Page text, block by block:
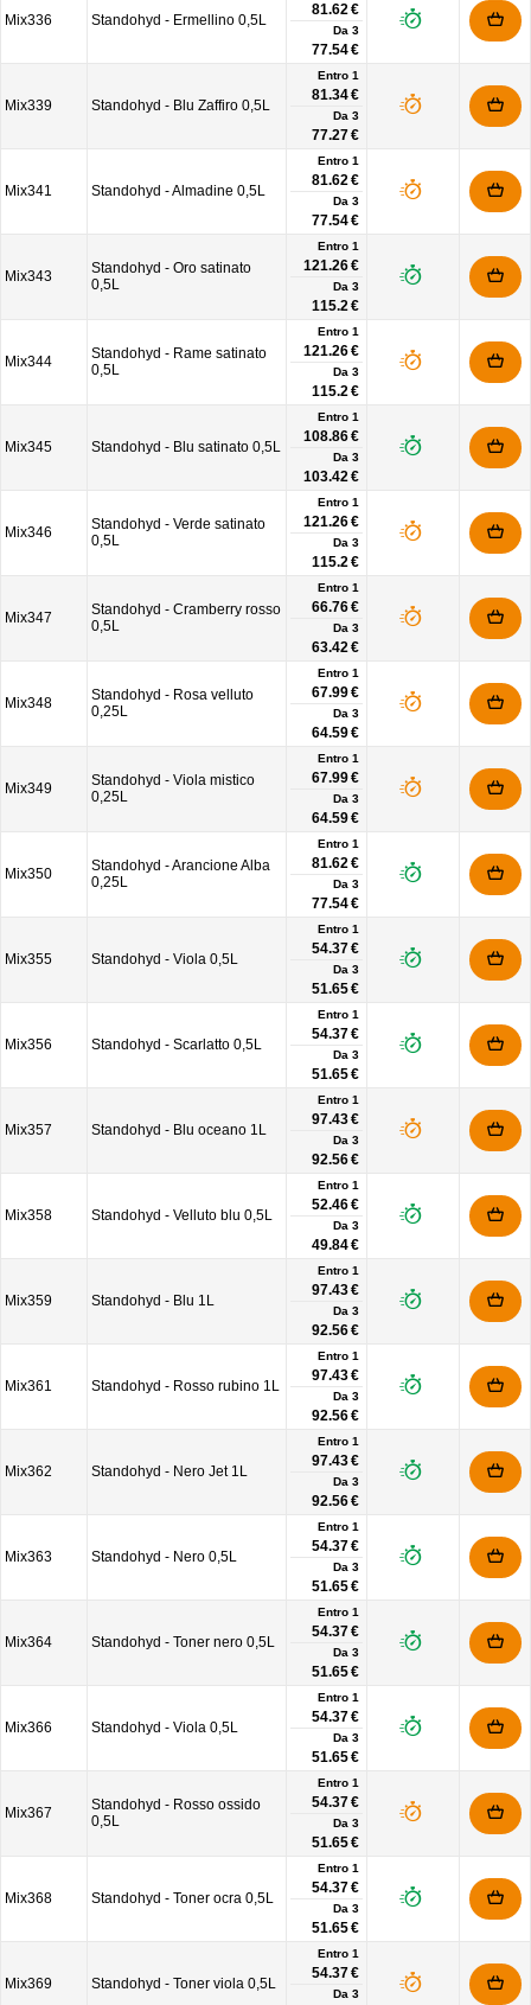
Mix336 Standohyd - Ermellino 0,5L
81.62 €
Da 3
77.54 €
Mix339 Standohyd - Blu Zaffiro 0,5L
Entro 1
81.34 €
Da 3
77.27 €
Mix341 Standohyd - Almadine 0,5L
Entro 1
81.62 €
Da 3
77.54 €
Mix343
Standohyd - Oro satinato
0,5L
Entro 1
121.26 €
Da 3
115.2 €
Mix344
Standohyd - Rame satinato
0,5L
Entro 1
121.26 €
Da 3
115.2 €
Mix345 Standohyd - Blu satinato 0,5L
Entro 1
108.86 €
Da 3
103.42 €
Mix346
Standohyd - Verde satinato
0,5L
Entro 1
121.26 €
Da 3
115.2 €
Mix347
Standohyd - Cramberry rosso
0,5L
Entro 1
66.76 €
Da 3
63.42 €
Mix348
Standohyd - Rosa velluto
0,25L
Entro 1
67.99 €
Da 3
64.59 €
Mix349
Standohyd - Viola mistico
0,25L
Entro 1
67.99 €
Da 3
64.59 €
Mix350
Standohyd - Arancione Alba
0,25L
Entro 1
81.62 €
Da 3
77.54 €
Mix355 Standohyd - Viola 0,5L
Entro 1
54.37 €
Da 3
51.65 €
Mix356 Standohyd - Scarlatto 0,5L
Entro 1
54.37 €
Da 3
51.65 €
Mix357 Standohyd - Blu oceano 1L
Entro 1
97.43 €
Da 3
92.56 €
Mix358 Standohyd - Velluto blu 0,5L
Entro 1
52.46 €
Da 3
49.84 €
Mix359 Standohyd - Blu 1L
Entro 1
97.43 €
Da 3
92.56 €
Mix361 Standohyd - Rosso rubino 1L
Entro 1
97.43 €
Da 3
92.56 €
Mix362 Standohyd - Nero Jet 1L
Entro 1
97.43 €
Da 3
92.56 €
Mix363 Standohyd - Nero 0,5L
Entro 1
54.37 €
Da 3
51.65 €
Mix364 Standohyd - Toner nero 0,5L
Entro 1
54.37 €
Da 3
51.65 €
Mix366 Standohyd - Viola 0,5L
Entro 1
54.37 €
Da 3
51.65 €
Mix367
Standohyd - Rosso ossido
0,5L
Entro 1
54.37 €
Da 3
51.65 €
Mix368 Standohyd - Toner ocra 0,5L
Entro 1
54.37 €
Da 3
51.65 €
Mix369 Standohyd - Toner viola 0,5L
Entro 1
54.37 €
Da 3